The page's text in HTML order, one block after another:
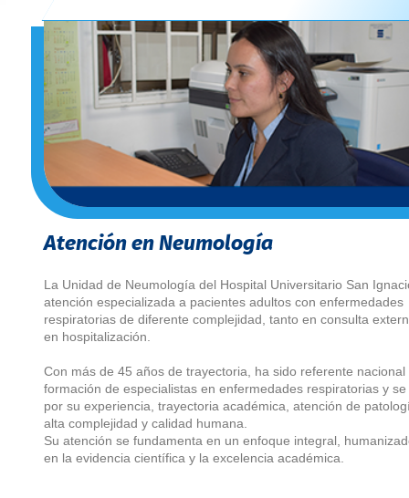
Atención en Neumología
La Unidad de Neumología del Hospital Universitario San
atención especializada a pacientes adultos con enfermedades
respiratorias de diferente complejidad, tanto en consulta
en hospitalización.
Con más de 45 años de trayectoria, ha sido referente nacional
formación de especialistas en enfermedades respiratorias y
por su experiencia, trayectoria académica, atención de
alta complejidad y calidad humana.
Su atención se fundamenta en un enfoque integral,
en la evidencia científica y la excelencia académica.